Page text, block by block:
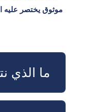
موثوق يختصر عليه
ما الذي